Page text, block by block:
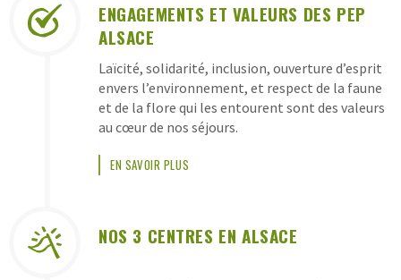
GARANTIES
DÉCOUVERTES
ENGAGEMENTS ET VALEURS DES PEP
ALSACE
Laïcité, solidarité, inclusion, ouverture d’esprit
envers l’environnement, et respect de la faune
et de la flore qui les entourent sont des valeurs
au cœur de nos séjours.
EN SAVOIR PLUS
NOS 3 CENTRES EN ALSACE